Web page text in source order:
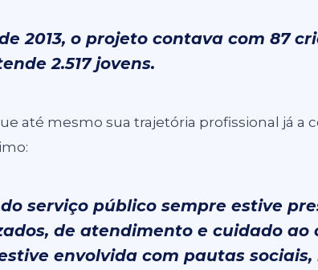
2013, o projeto contava com 87
2.517 jovens.
até mesmo sua trajetória profissional já a
serviço público sempre estive
de atendimento e cuidado ao
envolvida com pautas